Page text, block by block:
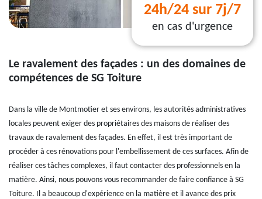
24h/24 sur 7j/7
en cas d'urgence
Le ravalement des façades : un des domaines de
compétences de SG Toiture
Dans la ville de Montmotier et ses environs, les autorités administratives
locales peuvent exiger des propriétaires des maisons de réaliser des
travaux de ravalement des façades. En effet, il est très important de
procéder à ces rénovations pour l'embellissement de ces surfaces. Afin de
réaliser ces tâches complexes, il faut contacter des professionnels en la
matière. Ainsi, nous pouvons vous recommander de faire confiance à SG
Toiture. Il a beaucoup d'expérience en la matière et il avance des prix